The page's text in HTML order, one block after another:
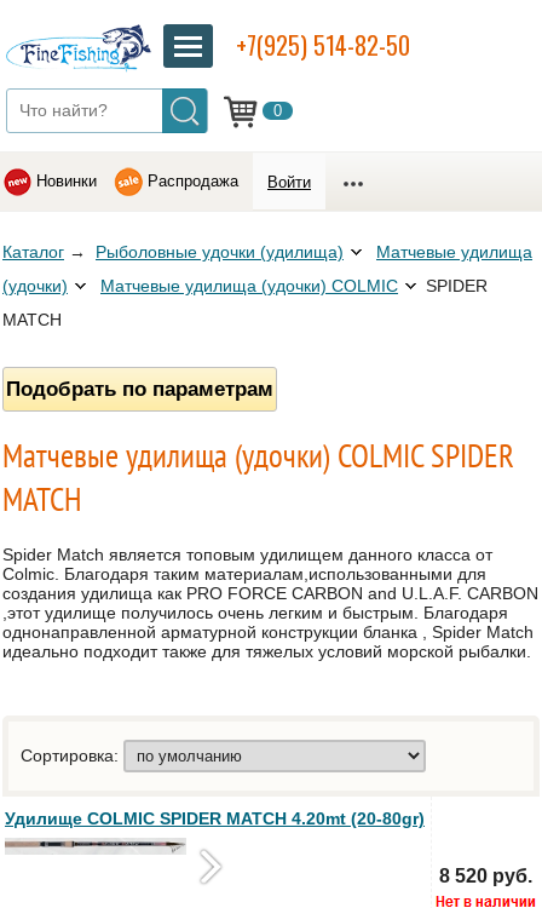
0
+7(925) 514-82-50
Новинки Распродажа Войти
Каталог → Рыболовные удочки (удилища)
Матчевые удилища
(удочки)
Матчевые удилища (удочки) COLMIC
SPIDER
MATCH
Подобрать по параметрам
Матчевые удилища (удочки) COLMIC SPIDER
MATCH
Spider Match является топовым удилищем данного класса от
Colmic. Благодаря таким материалам,использованными для
создания удилища как PRO FORCE CARBON and U.L.A.F. CARBON
,этот удилище получилось очень легким и быстрым. Благодаря
однонаправленной арматурной конструкции бланка , Spider Match
идеально подходит также для тяжелых условий морской рыбалки.
Сортировка:
Удилище COLMIC SPIDER MATCH 4.20mt (20-80gr)
8 520 руб.